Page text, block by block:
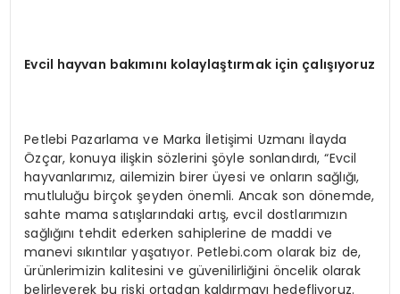
Evcil hayvan bakımını kolaylaştırmak için çalışıyoruz
Petlebi Pazarlama ve Marka İletişimi Uzmanı İlayda
Özçar, konuya ilişkin sözlerini şöyle sonlandırdı, “Evcil
hayvanlarımız, ailemizin birer üyesi ve onların sağlığı,
mutluluğu birçok şeyden önemli. Ancak son dönemde,
sahte mama satışlarındaki artış, evcil dostlarımızın
sağlığını tehdit ederken sahiplerine de maddi ve
manevi sıkıntılar yaşatıyor. Petlebi.com olarak biz de,
ürünlerimizin kalitesini ve güvenilirliğini öncelik olarak
belirleyerek bu riski ortadan kaldırmayı hedefliyoruz.